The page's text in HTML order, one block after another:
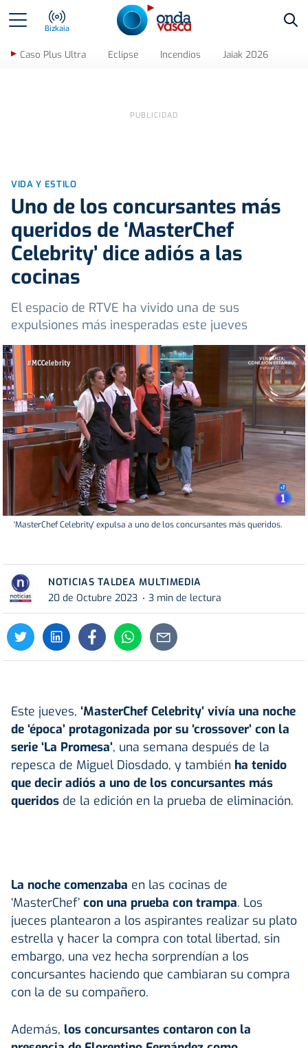
Bizkaia
Caso Plus Ultra Eclipse Incendios Jaiak 2026
VIDA Y ESTILO
Uno de los concursantes más
queridos de ‘MasterChef
Celebrity’ dice adiós a las
cocinas
El espacio de RTVE ha vivido una de sus
expulsiones más inesperadas este jueves
'MasterChef Celebrity' expulsa a uno de los concursantes más queridos.
NOTICIAS TALDEA MULTIMEDIA
20 de Octubre 2023
3 min de lectura
Este jueves, ‘MasterChef Celebrity’ vivía una noche
de ‘época’ protagonizada por su ‘crossover’ con la
serie ‘La Promesa’, una semana después de la
repesca de Miguel Diosdado, y también ha tenido
que decir adiós a uno de los concursantes más
queridos de la edición en la prueba de eliminación.
La noche comenzaba en las cocinas de
‘MasterChef’ con una prueba con trampa. Los
jueces plantearon a los aspirantes realizar su plato
estrella y hacer la compra con total libertad, sin
embargo, una vez hecha sorprendían a los
concursantes haciendo que cambiaran su compra
con la de su compañero.
Además, los concursantes contaron con la